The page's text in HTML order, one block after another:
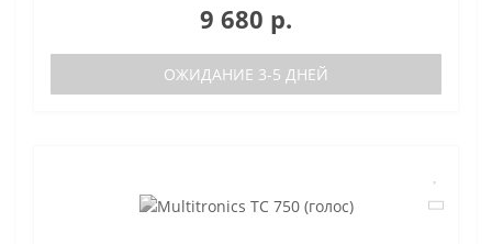
9 680 р.
ОЖИДАНИЕ 3-5 ДНЕЙ